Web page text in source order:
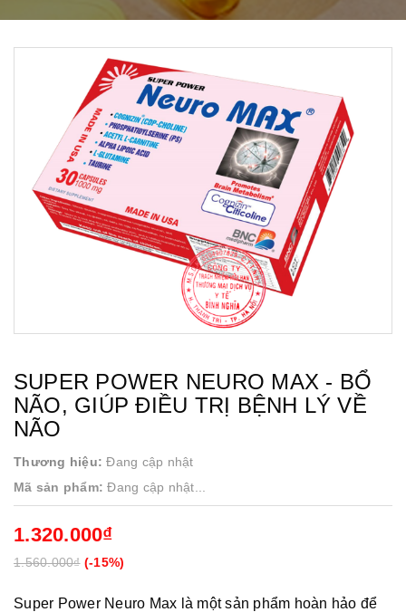
SUPER POWER NEURO MAX - BỔ
NÃO, GIÚP ĐIỀU TRỊ BỆNH LÝ VỀ
NÃO
Thương hiệu: Đang cập nhật
Mã sản phẩm: Đang cập nhật...
1.320.000₫
1.560.000₫ (-15%)
Super Power Neuro Max là một sản phẩm hoàn hảo để